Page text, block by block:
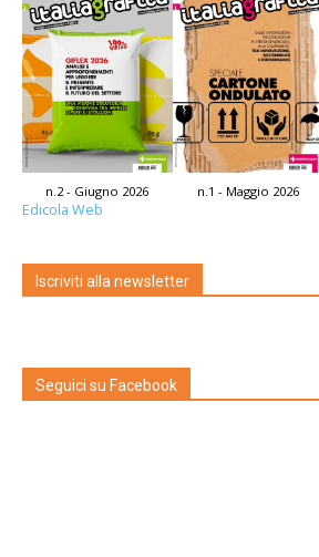
n.2 - Giugno 2026 n.1 - Maggio 2026
Edicola Web
Iscriviti alla newsletter
Seguici su Facebook